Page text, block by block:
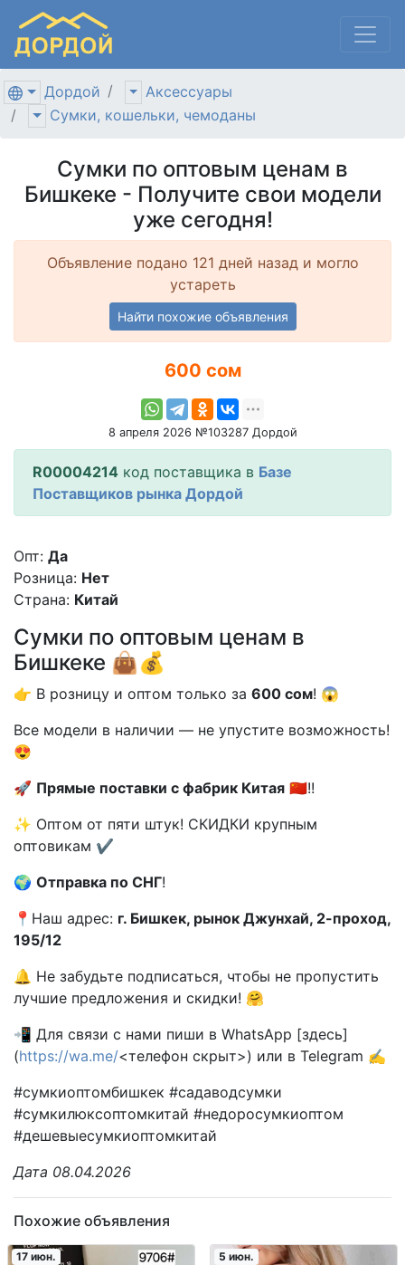
Дордой
Аксессуары
Сумки, кошельки, чемоданы
Сумки по оптовым ценам в
Бишкеке - Получите свои модели
уже сегодня!
Объявление подано 121 дней назад и могло
устареть
Найти похожие объявления
600 сом
8 апреля 2026 №103287 Дордой
R00004214 код поставщика в Базе
Поставщиков рынка Дордой
Опт: Да
Розница: Нет
Страна: Китай
Сумки по оптовым ценам в
Бишкеке 👜💰
👉 В розницу и оптом только за 600 сом! 😱
Все модели в наличии — не упустите возможность!
😍
🚀 Прямые поставки с фабрик Китая 🇨🇳!!
✨ Оптом от пяти штук! СКИДКИ крупным
оптовикам ✔️
🌍 Отправка по СНГ!
📍Наш адрес: г. Бишкек, рынок Джунхай, 2-проход,
195/12
🔔 Не забудьте подписаться, чтобы не пропустить
лучшие предложения и скидки! 🤗
📲 Для связи с нами пиши в WhatsApp [здесь]
(https://wa.me/<телефон скрыт>) или в Telegram ✍️
#сумкиоптомбишкек #садаводсумки
#сумкилюксоптомкитай #недоросумкиоптом
#дешевыесумкиоптомкитай
Дата 08.04.2026
Похожие объявления
17 июн. 5 июн.